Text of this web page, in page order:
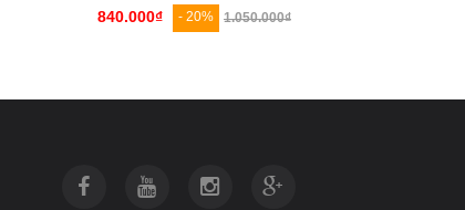
840.000₫ - 20% 1.050.000₫